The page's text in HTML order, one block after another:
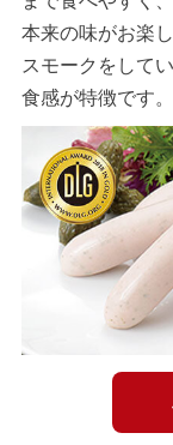
本来の味がお楽
スモークをして
食感が特徴です。